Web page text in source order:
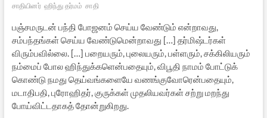
சாதியினர் ஹிந்து தர்மம் சாதி
பஞ்சமருடன் பந்தி போஜனம் செய்ய வேண்டும் என்றாவது,
சம்பந்தங்கள் செய்ய வேண்டுமென்றாவது […] தர்மிஷ்டர்கள்
விரும்பவில்லை. […] பறையரும், புலையரும், பள்ளரும், சக்கிலியரும்
நம்மைப் போல ஹிந்துக்களென்பதையும், விபூதி நாமம் போட்டுக்
கொண்டு நமது தெய்வங்களையே வணங்குவோரென்பதையும்,
மடாதிபதி, புரோஹிதர், குருக்கள் முதலியவர்கள் சற்று மறந்து
போய்விட்டதாகத் தோன்றுகிறது.